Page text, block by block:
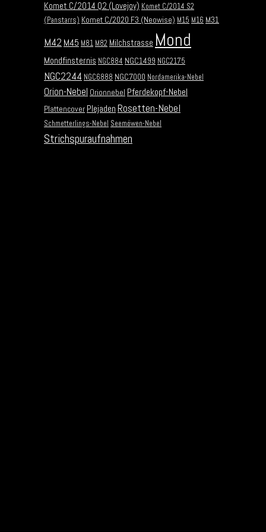
Komet C/2014 Q2 (Lovejoy) Komet C/2014 S2
(Panstarrs) Komet C/2020 F3 (Neowise) M15 M16 M31
M42 M45 M81 M82 Milchstrasse Mond
Mondfinsternis NGC884 NGC1499 NGC2175
NGC2244 NGC6888 NGC7000 Nordamerika-Nebel
Orion-Nebel Orionnebel Pferdekopf-Nebel
Plattencover Plejaden Rosetten-Nebel
Schmetterlings-Nebel Seemöwen-Nebel
Strichspuraufnahmen